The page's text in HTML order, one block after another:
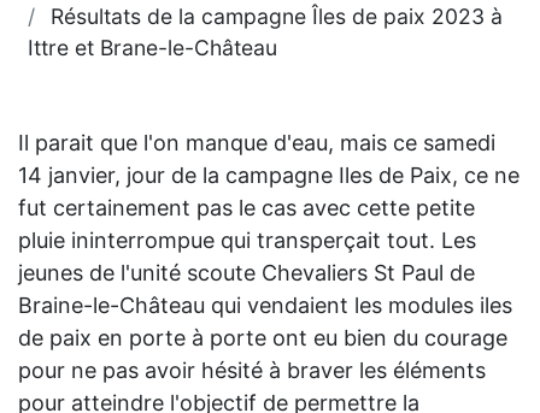
Résultats de la campagne Îles de paix 2023 à
Ittre et Brane-le-Château
Il parait que l'on manque d'eau, mais ce samedi
14 janvier, jour de la campagne Iles de Paix, ce ne
fut certainement pas le cas avec cette petite
pluie ininterrompue qui transperçait tout. Les
jeunes de l'unité scoute Chevaliers St Paul de
Braine-le-Château qui vendaient les modules iles
de paix en porte à porte ont eu bien du courage
pour ne pas avoir hésité à braver les éléments
pour atteindre l'objectif de permettre la